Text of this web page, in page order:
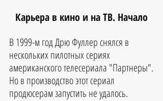
Карьера в кино и на ТВ. Начало
В 1999-м год Дрю Фуллер снялся в
нескольких пилотных сериях
американского телесериала "Партнеры".
Но в производство этот сериал
продюсерам запустить не удалось.